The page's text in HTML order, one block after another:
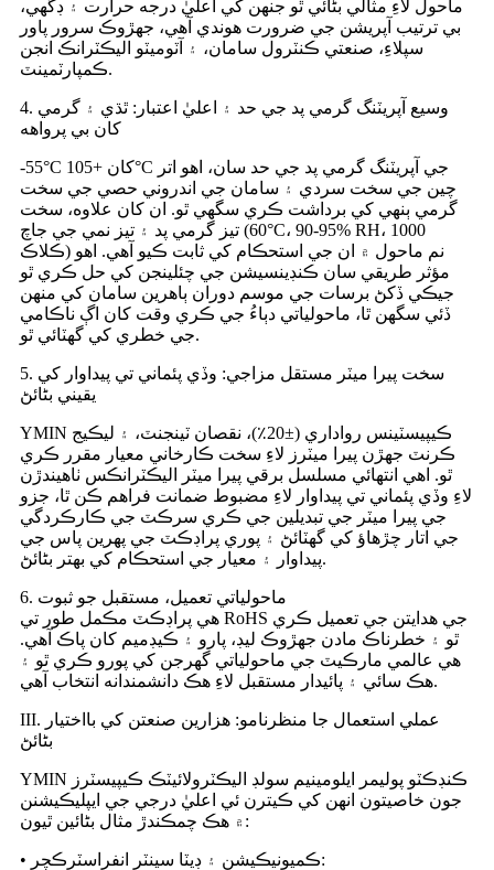
ماحول لاءِ مثالي بڻائي ٿو جنهن کي اعليٰ درجه حرارت ۽ ڊگهي،
بي ترتيب آپريشن جي ضرورت هوندي آهي، جهڙوڪ سرور پاور
سپلاءِ، صنعتي ڪنٽرول سامان، ۽ آٽوميٽو اليڪٽرانڪ انجن
ڪمپارٽمينٽ.
4. وسيع آپريٽنگ گرمي پد جي حد ۽ اعليٰ اعتبار: ٿڌي ۽ گرمي
کان بي پرواهه
-55°C کان +105°C جي آپريٽنگ گرمي پد جي حد سان، اهو اتر
چين جي سخت سردي ۽ سامان جي اندروني حصي جي سخت
گرمي ٻنهي کي برداشت ڪري سگهي ٿو. ان کان علاوه، سخت
تيز گرمي پد ۽ تيز نمي جي جاچ (60°C، 90-95% RH، 1000
ڪلاڪ) نم ماحول ۾ ان جي استحڪام کي ثابت ڪيو آهي. اهو
مؤثر طريقي سان ڪنڊينسيشن جي چئلينجن کي حل ڪري ٿو
جيڪي ڏکڻ برسات جي موسم دوران ٻاهرين سامان کي منهن
ڏئي سگهن ٿا، ماحولياتي دٻاءُ جي ڪري وقت کان اڳ ناڪامي
جي خطري کي گهٽائي ٿو.
5. سخت پيرا ميٽر مستقل مزاجي: وڏي پئماني تي پيداوار کي
يقيني بڻائڻ
YMIN ڪيپيسٽينس رواداري (±20٪)، نقصان ٽينجنٽ، ۽ ليڪيج
ڪرنٽ جهڙن پيرا ميٽرز لاءِ سخت ڪارخاني معيار مقرر ڪري
ٿو. اهي انتهائي مسلسل برقي پيرا ميٽر اليڪٽرانڪس ٺاهيندڙن
لاءِ وڏي پئماني تي پيداوار لاءِ مضبوط ضمانت فراهم ڪن ٿا، جزو
جي پيرا ميٽر جي تبديلين جي ڪري سرڪٽ جي ڪارڪردگي
جي اتار چڙهاؤ کي گهٽائڻ ۽ پوري پراڊڪٽ جي پهرين پاس جي
پيداوار ۽ معيار جي استحڪام کي بهتر بڻائڻ.
6. ماحولياتي تعميل، مستقبل جو ثبوت
هي پراڊڪٽ مڪمل طور تي RoHS جي هدايتن جي تعميل ڪري
ٿو ۽ خطرناڪ مادن جهڙوڪ ليڊ، پارو ۽ ڪيڊميم کان پاڪ آهي.
هي عالمي مارڪيٽ جي ماحولياتي گهرجن کي پورو ڪري ٿو ۽
هڪ سائي ۽ پائيدار مستقبل لاءِ هڪ دانشمندانه انتخاب آهي.
III. عملي استعمال جا منظرنامو: هزارين صنعتن کي بااختيار
بڻائڻ
YMIN ڪنڊڪٽو پوليمر ايلومينيم سولڊ اليڪٽرولائيٽڪ ڪيپيسٽرز
جون خاصيتون انهن کي ڪيترن ئي اعليٰ درجي جي ايپليڪيشنن
۾ هڪ چمڪندڙ مثال بڻائين ٿيون:
• ڪميونيڪيشن ۽ ڊيٽا سينٽر انفراسٽرڪچر: